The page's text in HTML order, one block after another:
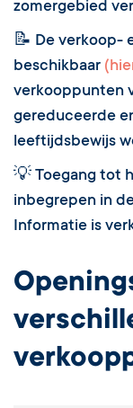
zomergebied
📝 De verkoop-
beschikbaar
verkooppunten
gereduceerde
leeftijdsbewijs
💡 Toegang tot
inbegrepen in
Informatie is